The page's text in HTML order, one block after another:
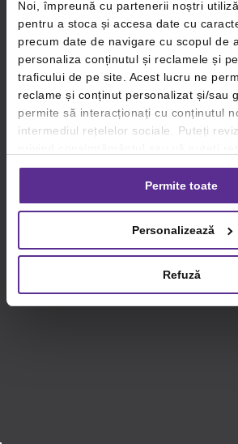
Noi, împreună cu partenerii noștri
pentru a stoca și accesa date cu
precum date de navigare cu scopul de
personaliza conținutul și reclamele și
traficului de pe site. Acest lucru ne
reclame și conținut personalizat și/sau
permite să interacționați cu conținutul
intermediul rețelelor sociale. Puteți
consimțământul oricând, făcând click
setările dvs. de cookie-uri.
privind utilizarea modulelor cookie.
Permite toate
Personalizează
Refuză